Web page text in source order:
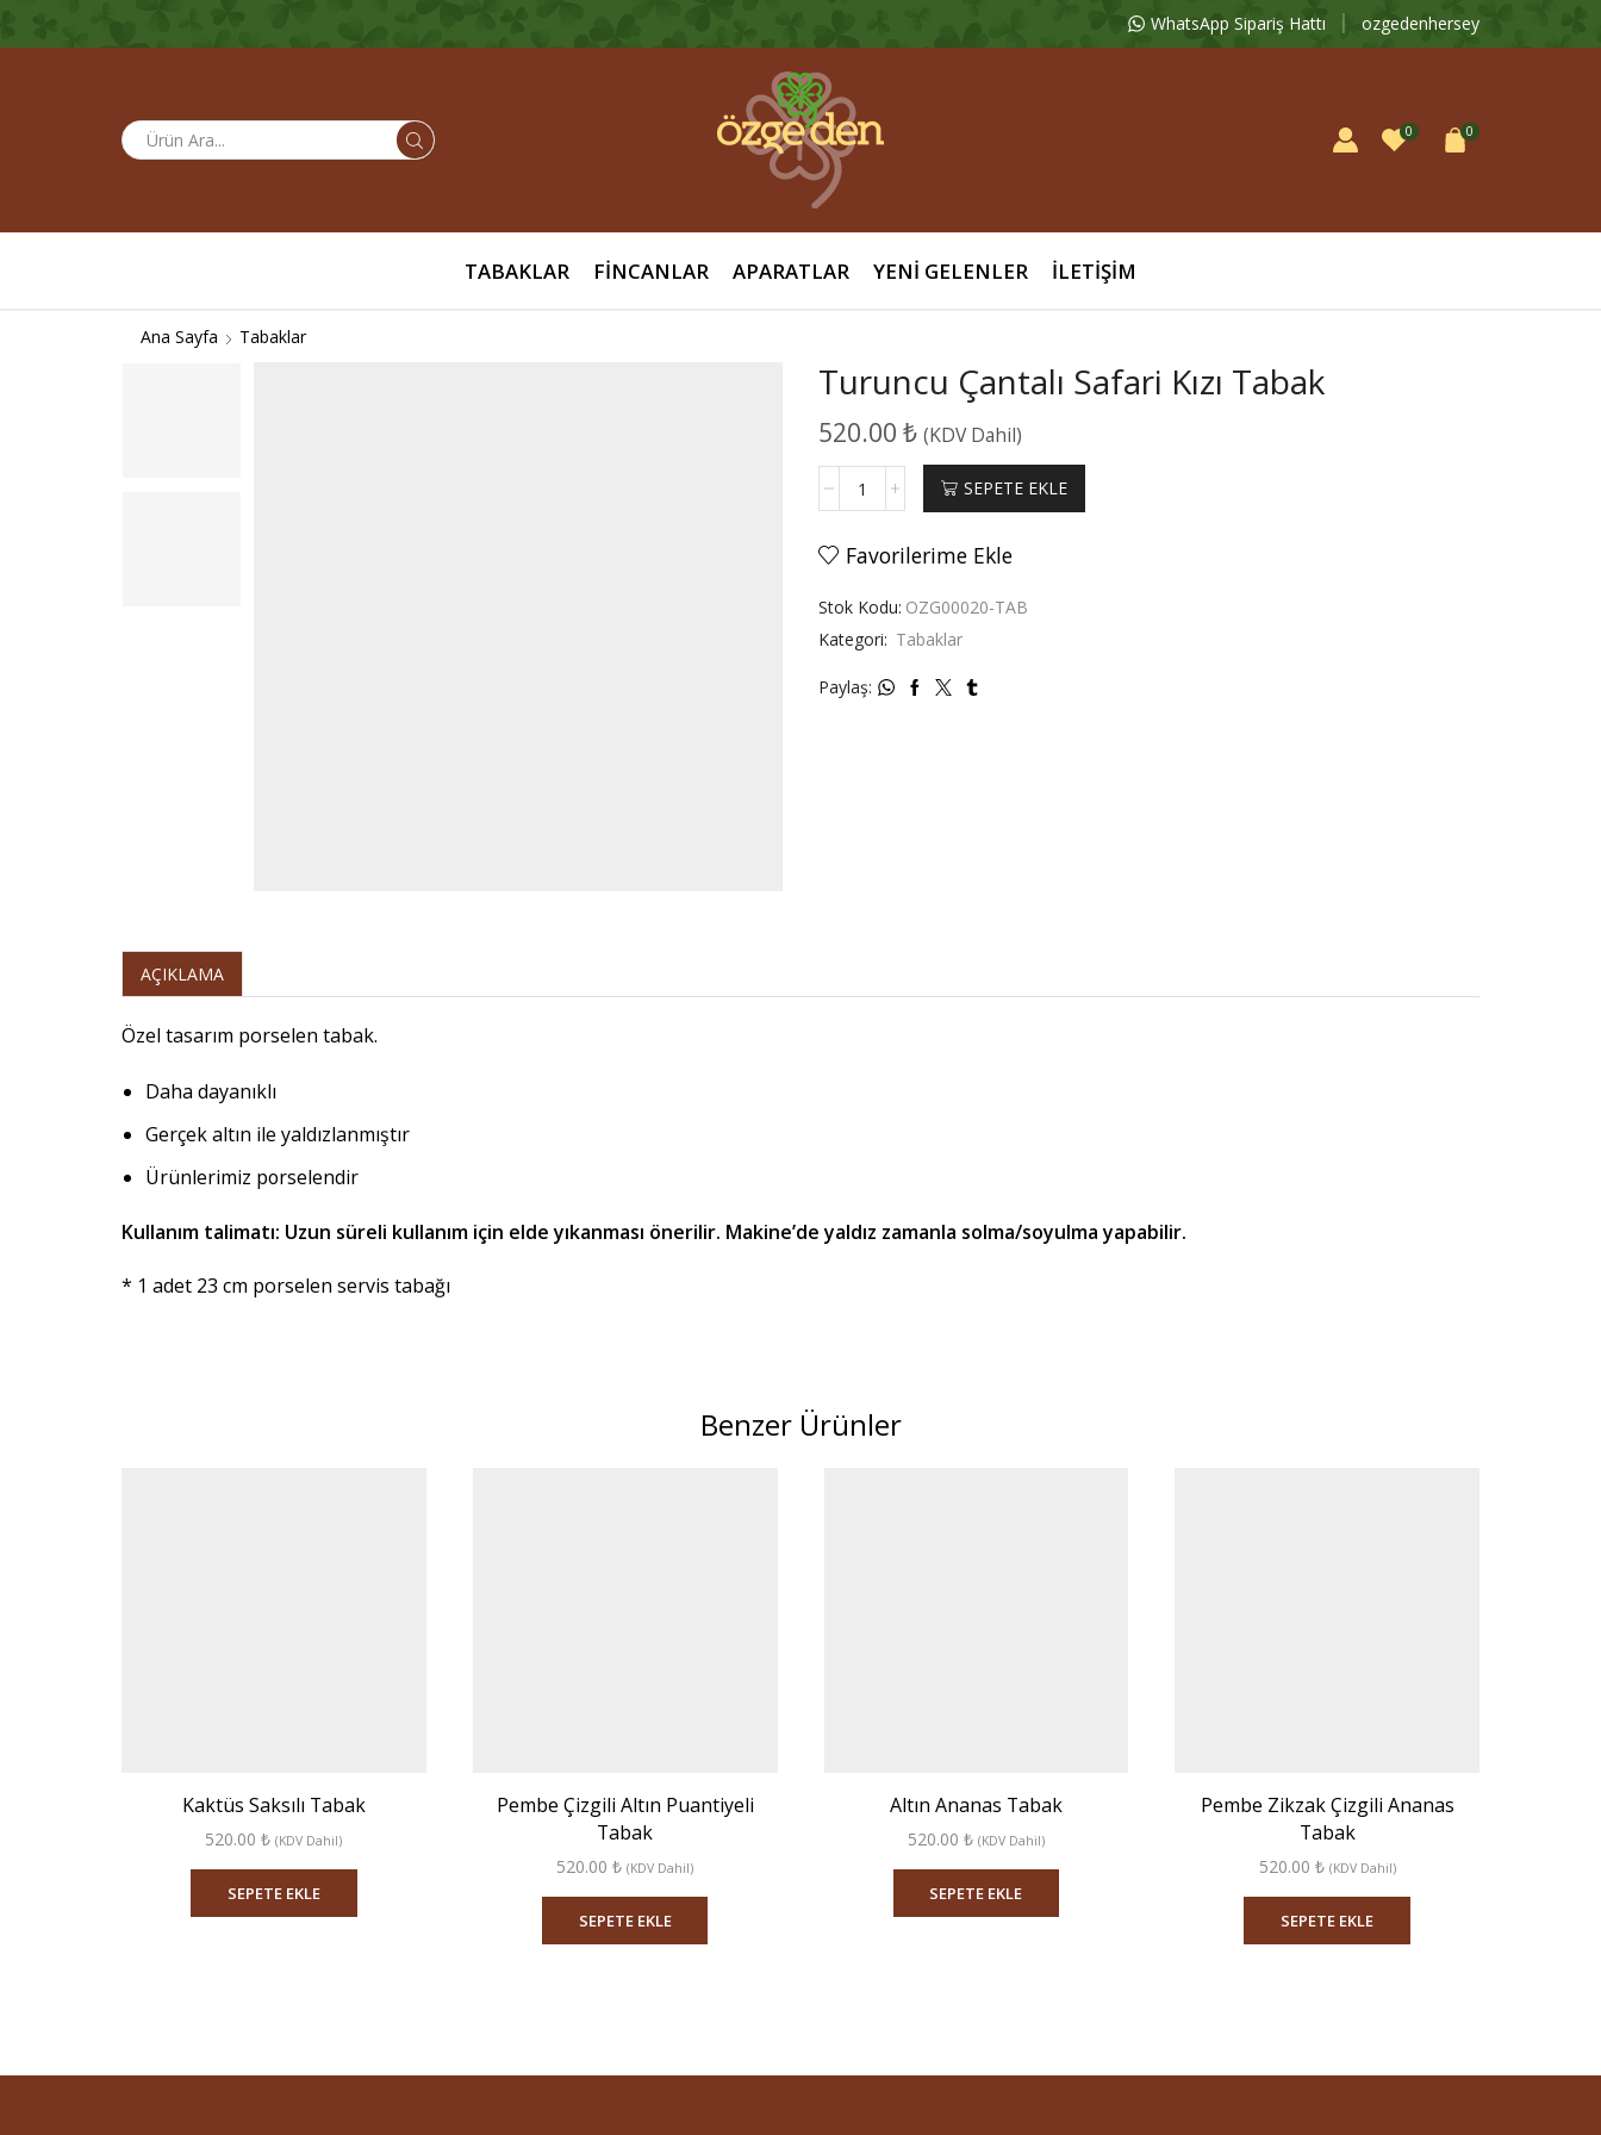
WhatsApp Sipariş Hattı ozgedenhersey
0 0
TABAKLAR FINCANLAR APARATLAR YENI GELENLER İLETIŞIM
Ana Sayfa Tabaklar
Turuncu Çantalı Safari Kızı Tabak
520.00 ₺ (KDV Dahil)
Çantalı
Kızı
Tabak
adet
SEPETE EKLE
Favorilerime Ekle
Stok Kodu: OZG00020-TAB
Kategori: Tabaklar
Paylaş:
AÇIKLAMA
Özel tasarım porselen tabak.
Daha dayanıklı
Gerçek altın ile yaldızlanmıştır
Ürünlerimiz porselendir
Kullanım talimatı: Uzun süreli kullanım için elde yıkanması önerilir. Makine’de yaldız zamanla solma/soyulma yapabilir.
* 1 adet 23 cm porselen servis tabağı
Benzer Ürünler
Kaktüs Saksılı Tabak
520.00₺ (KDV Dahil)
SEPETE EKLE
Pembe Çizgili Altın Puantiyeli
Tabak
520.00₺ (KDV Dahil)
SEPETE EKLE
Altın Ananas Tabak
520.00 ₺ (KDV Dahil)
SEPETE EKLE
Pembe Zikzak Çizgili Ananas
Tabak
520.00 ₺ (KDV Dahil)
SEPETE EKLE